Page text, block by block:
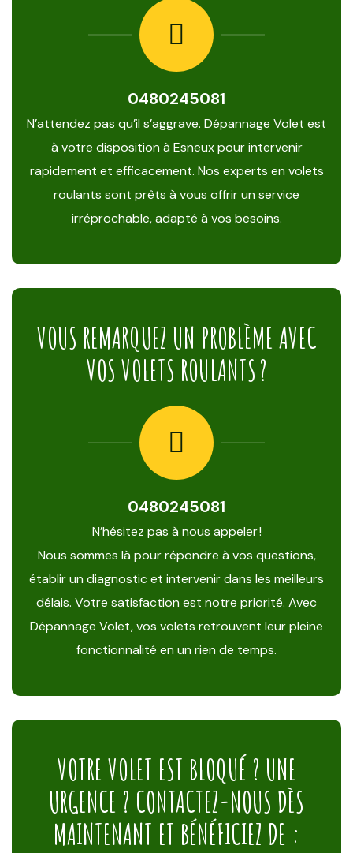
0480245081
N’attendez pas qu’il s’aggrave. Dépannage Volet est
à votre disposition à Esneux pour intervenir
rapidement et efficacement. Nos experts en volets
roulants sont prêts à vous offrir un service
irréprochable, adapté à vos besoins.
VOUS REMARQUEZ UN PROBLÈME AVEC
VOS VOLETS ROULANTS ?
0480245081
N’hésitez pas à nous appeler !
Nous sommes là pour répondre à vos questions,
établir un diagnostic et intervenir dans les meilleurs
délais. Votre satisfaction est notre priorité. Avec
Dépannage Volet, vos volets retrouvent leur pleine
fonctionnalité en un rien de temps.
VOTRE VOLET EST BLOQUÉ ? UNE
URGENCE ? CONTACTEZ-NOUS DÈS
MAINTENANT ET BÉNÉFICIEZ DE :